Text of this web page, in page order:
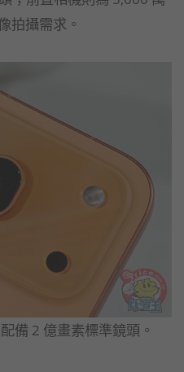
拍攝需求。
備 2 億畫素標準鏡頭。